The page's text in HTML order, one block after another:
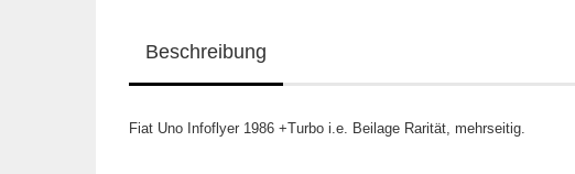
Beschreibung
Fiat Uno Infoflyer 1986 +Turbo i.e. Beilage Rarität, mehrseitig.